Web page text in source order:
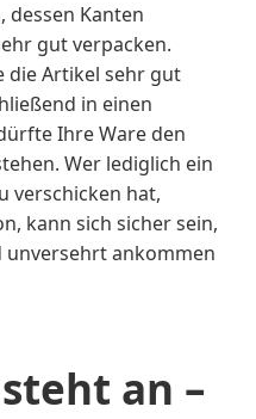
dessen Kanten
gut verpacken.
die Artikel sehr gut
in einen
Ihre Ware den
Wer lediglich ein
verschicken hat,
kann sich sicher sein,
unversehrt ankommen
an –